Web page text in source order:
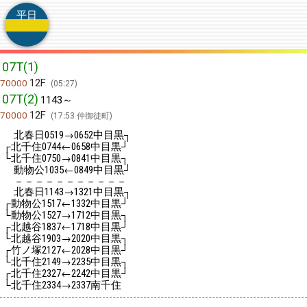
平日
07T(1)
70000 12F 05:27
07T(2) 1143～
70000 12F 17:53 仲御徒町
北春日0519→0652中目黒┐
┌北千住0744←0658中目黒┘
└北千住0750→0841中目黒┐
動物公1035←0849中目黒┘
－－－－－－－－－－－
北春日1143→1321中目黒┐
┌動物公1517←1332中目黒┘
└動物公1527→1712中目黒┐
┌北越谷1837←1718中目黒┘
└北越谷1903→2020中目黒┐
┌竹ノ塚2127←2028中目黒┘
└北千住2149→2235中目黒┐
┌北千住2327←2242中目黒┘
└北千住2334→2337南千住